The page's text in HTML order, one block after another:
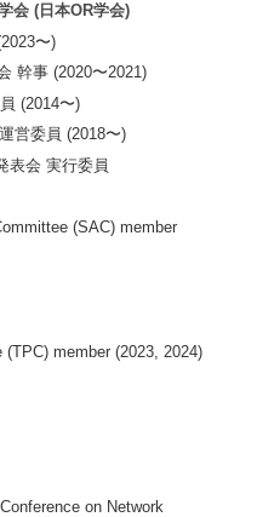
会 (日本OR学会)
〜)
幹事 (2020〜2021)
(2014〜)
営委員 (2018〜)
表会 実行委員
(SAC) member
member (2023, 2024)
on Network